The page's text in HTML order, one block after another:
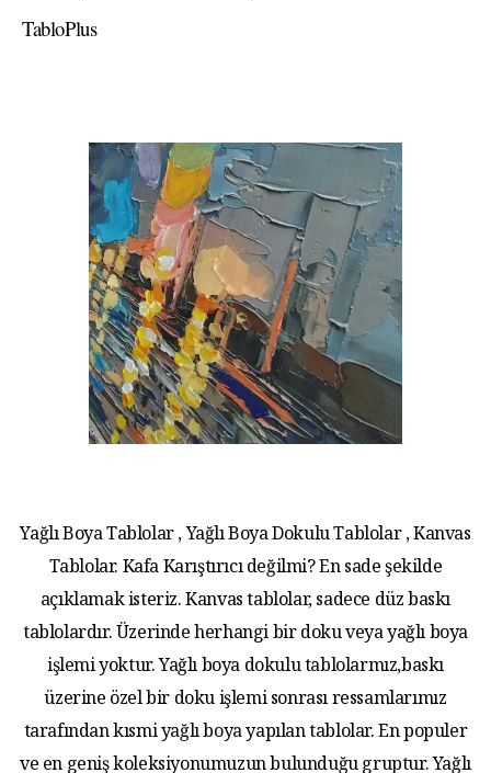
TabloPlus
Yağlı Boya Tablolar , Yağlı Boya Dokulu Tablolar , Kanvas
Tablolar. Kafa Karıştırıcı değilmi? En sade şekilde
açıklamak isteriz. Kanvas tablolar, sadece düz baskı
tablolardır. Üzerinde herhangi bir doku veya yağlı boya
işlemi yoktur. Yağlı boya dokulu tablolarmız,baskı
üzerine özel bir doku işlemi sonrası ressamlarımız
tarafından kısmi yağlı boya yapılan tablolar. En populer
ve en geniş koleksiyonumuzun bulunduğu gruptur. Yağlı